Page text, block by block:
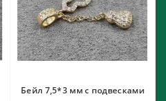
Бейл 7,5*3 мм с подвесками